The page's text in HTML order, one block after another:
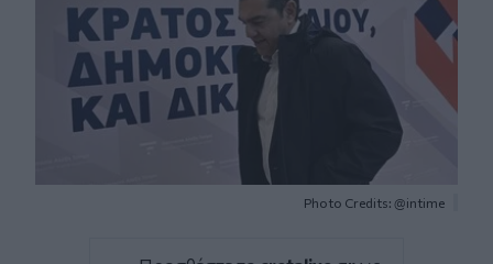
Photo Credits: @intime